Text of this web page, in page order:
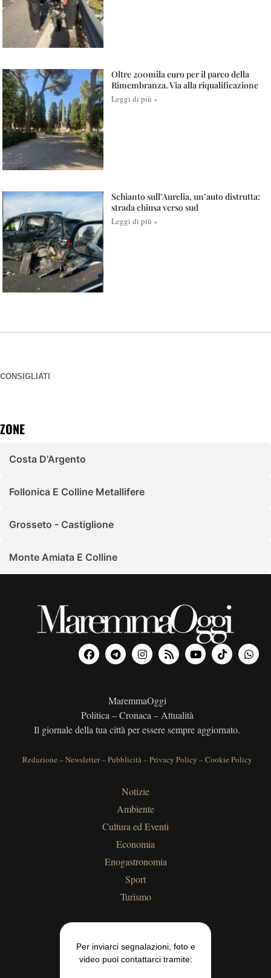
Oltre 200mila euro per il parco della
Rimembranza. Via alla riqualificazione
Leggi di più »
Schianto sull’Aurelia, un’auto distrutta:
strada chiusa verso sud
Leggi di più »
CONSIGLIATI
ZONE
Costa D'Argento
Follonica E Colline Metallifere
Grosseto - Castiglione
Monte Amiata E Colline
MaremmaOggi
Politica – Cronaca – Attualità
Il giornale della tua città per essere sempre aggiornato.
Redazione –Newsletter–Pubblicità–Privacy Policy –Cookie Policy
Notizie
Ambiente
Cultura ed Eventi
Economia
Enogastronomia
Sport
Turismo
Per inviarci segnalazioni, foto e
video puoi contattarci tramite: